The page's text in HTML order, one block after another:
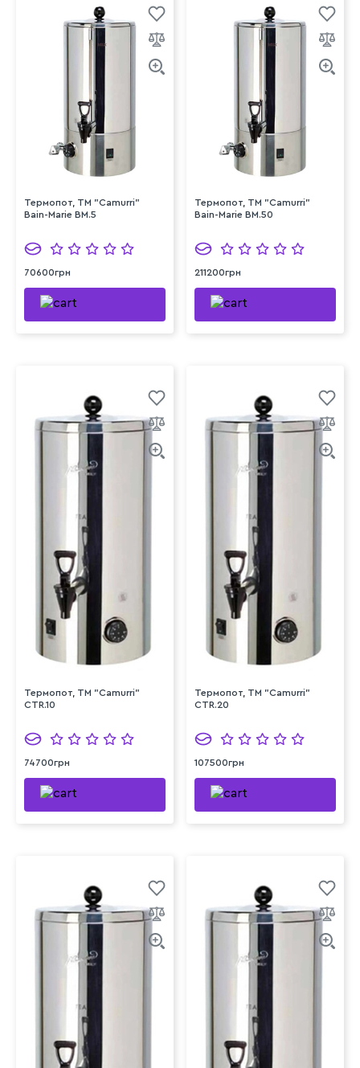
Термопот, TM "Camurri"
Bain-Marie BM.5
70600грн
Термопот, TM "Camurri"
Bain-Marie BM.50
211200грн
Термопот, TM "Camurri"
CTR.10
74700грн
Термопот, TM "Camurri"
CTR.20
107500грн